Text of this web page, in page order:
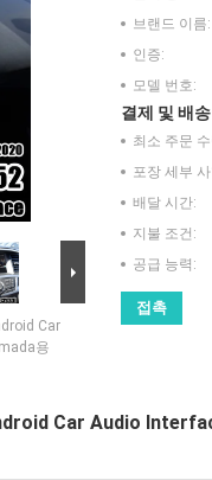
Car
용
브랜드 이름:
인증:
모델 번호:
결제 및 배
최소 주문
포장 세부
배달 시간:
지불 조건:
공급 능력:
접촉
Car Audio